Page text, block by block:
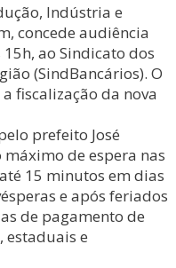
Indústria e
concede audiência
ao Sindicato dos
(SindBancários). O
fiscalização da nova
prefeito José
máximo de espera nas
15 minutos em dias
e após feriados
de pagamento de
e